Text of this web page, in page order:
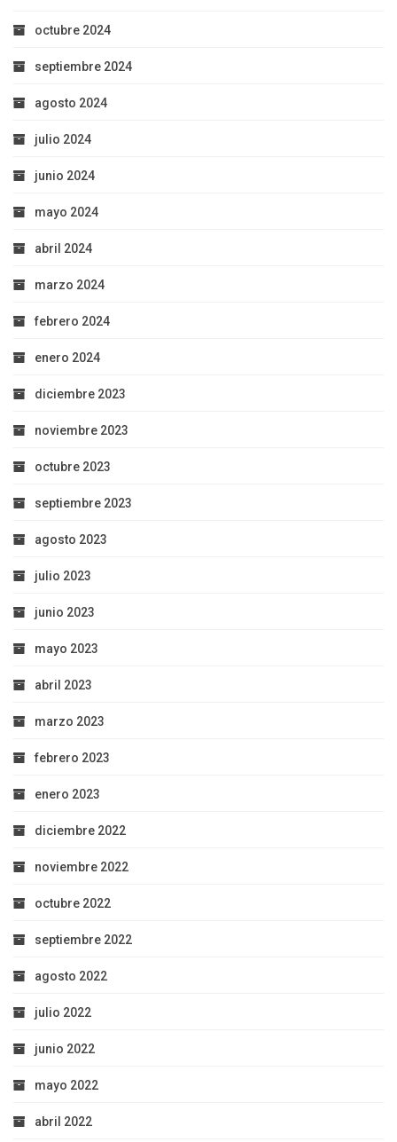
octubre 2024
septiembre 2024
agosto 2024
julio 2024
junio 2024
mayo 2024
abril 2024
marzo 2024
febrero 2024
enero 2024
diciembre 2023
noviembre 2023
octubre 2023
septiembre 2023
agosto 2023
julio 2023
junio 2023
mayo 2023
abril 2023
marzo 2023
febrero 2023
enero 2023
diciembre 2022
noviembre 2022
octubre 2022
septiembre 2022
agosto 2022
julio 2022
junio 2022
mayo 2022
abril 2022